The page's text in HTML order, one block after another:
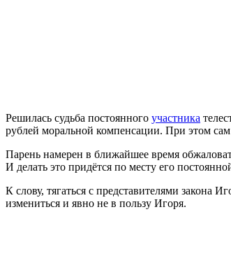
Решилась судьба постоянного участника
рублей моральной компенсации. При этом сам
Парень намерен в ближайшее время
И делать это придётся по месту его
К слову, тягаться с представителями закона
измениться и явно не в пользу Игоря.